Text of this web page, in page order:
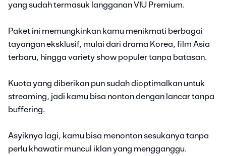
yang sudah termasuk langganan VIU Premium.
Paket ini memungkinkan kamu menikmati berbagai
tayangan eksklusif, mulai dari drama Korea, film Asia
terbaru, hingga variety show populer tanpa batasan.
Kuota yang diberikan pun sudah dioptimalkan untuk
streaming, jadi kamu bisa nonton dengan lancar tanpa
buffering.
Asyiknya lagi, kamu bisa menonton sesukanya tanpa
perlu khawatir muncul iklan yang mengganggu.